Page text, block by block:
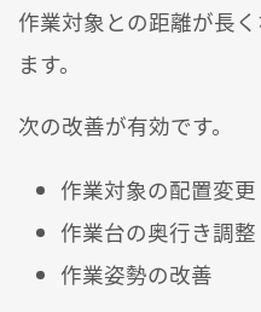
作業対象との距離が長
ます。
次の改善が有効です。
作業対象の配置変更
作業台の奥行き調整
作業姿勢の改善